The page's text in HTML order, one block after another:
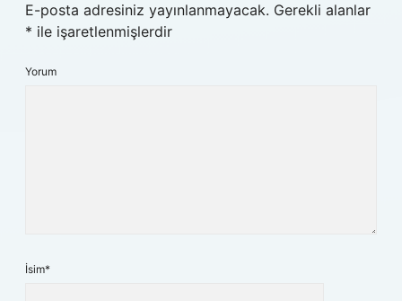
E-posta adresiniz yayınlanmayacak. Gerekli alanlar
* ile işaretlenmişlerdir
Yorum
İsim*